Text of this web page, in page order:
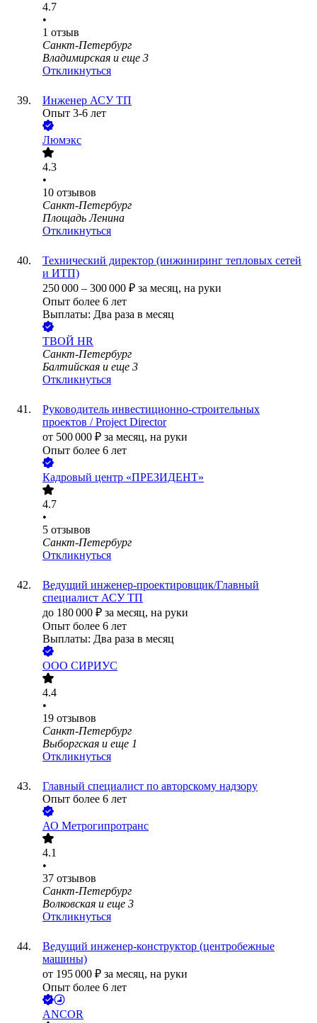
4.7
•
1 отзыв
Санкт-Петербург
Владимирская и еще 3
Откликнуться
Инженер АСУ ТП
Опыт 3-6 лет
Люмэкс
4.3
•
10 отзывов
Санкт-Петербург
Площадь Ленина
Откликнуться
Технический директор (инжиниринг тепловых сетей
и ИТП)
250 000 – 300 000 ₽ за месяц, на руки
Опыт более 6 лет
Выплаты: Два раза в месяц
ТВОЙ HR
Санкт-Петербург
Балтийская и еще 3
Откликнуться
Руководитель инвестиционно-строительных
проектов / Project Director
от 500 000 ₽ за месяц, на руки
Опыт более 6 лет
Кадровый центр «ПРЕЗИДЕНТ»
4.7
•
5 отзывов
Санкт-Петербург
Откликнуться
Ведущий инженер-проектировщик/Главный
специалист АСУ ТП
до 180 000 ₽ за месяц, на руки
Опыт более 6 лет
Выплаты: Два раза в месяц
ООО СИРИУС
4.4
•
19 отзывов
Санкт-Петербург
Выборгская и еще 1
Откликнуться
Главный специалист по авторскому надзору
Опыт более 6 лет
АО Метрогипротранс
4.1
•
37 отзывов
Санкт-Петербург
Волковская и еще 3
Откликнуться
Ведущий инженер-конструктор (центробежные
машины)
от 195 000 ₽ за месяц, на руки
Опыт более 6 лет
ANCOR